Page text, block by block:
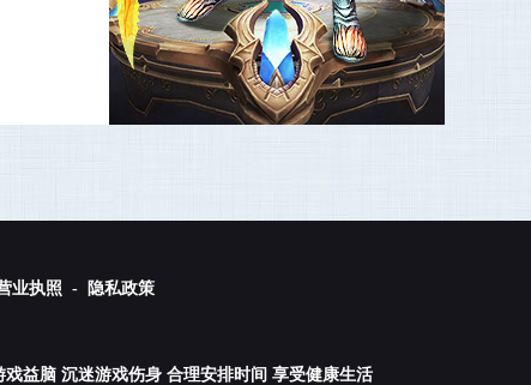
业执照 -
隐私政策
益脑 沉迷游戏伤身 合理安排时间 享受健康生活